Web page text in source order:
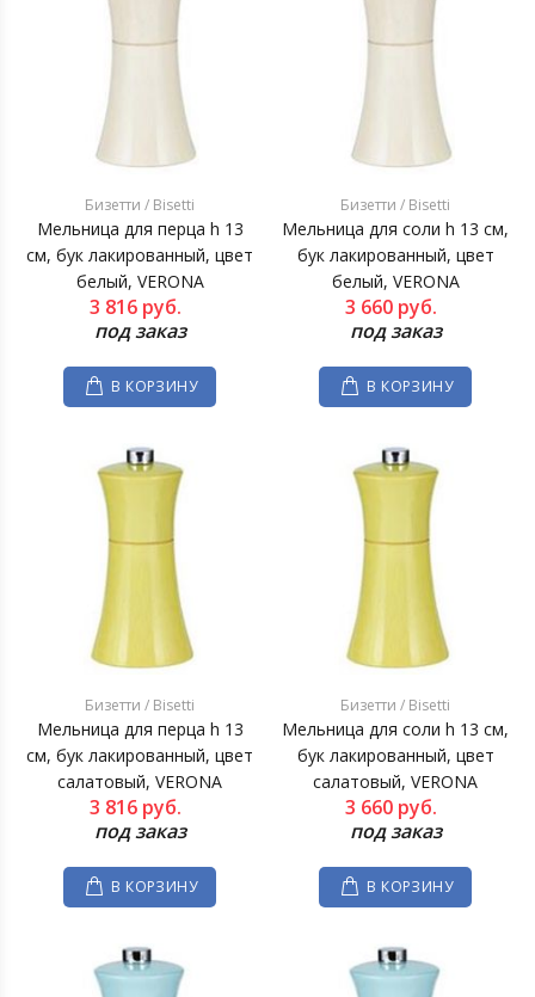
Бизетти / Bisetti
Мельница для перца h 13
см, бук лакированный, цвет
белый, VERONA
3 816 руб.
под заказ
В КОРЗИНУ
Бизетти / Bisetti
Мельница для соли h 13 см,
бук лакированный, цвет
белый, VERONA
3 660 руб.
под заказ
В КОРЗИНУ
Бизетти / Bisetti
Мельница для перца h 13
см, бук лакированный, цвет
салатовый, VERONA
3 816 руб.
под заказ
В КОРЗИНУ
Бизетти / Bisetti
Мельница для соли h 13 см,
бук лакированный, цвет
салатовый, VERONA
3 660 руб.
под заказ
В КОРЗИНУ